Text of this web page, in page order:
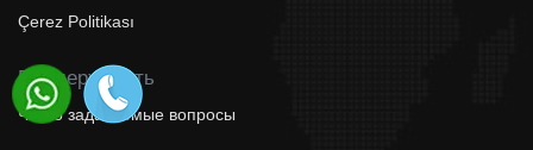
Çerez Politikası
Поддерживать
Часто задаваемые вопросы